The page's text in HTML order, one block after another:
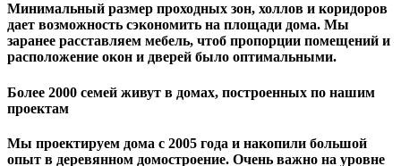
Минимальный размер проходных зон, холлов и коридоров
дает возможность сэкономить на площади дома. Мы
заранее расставляем мебель, чтоб пропорции помещений и
расположение окон и дверей было оптимальными.
Более 2000 семей живут в домах, построенных по нашим
проектам
Мы проектируем дома с 2005 года и накопили большой
опыт в деревянном домостроение. Очень важно на уровне